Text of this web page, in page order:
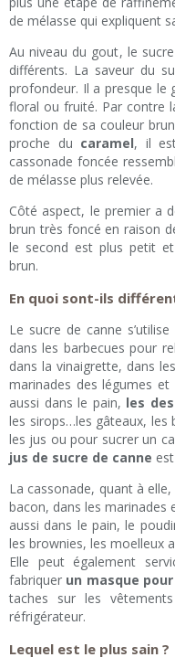
de mélasse qui expliquent
Au niveau du gout, le
différents. La saveur du
profondeur. Il a presque le
floral ou fruité. Par contre
fonction de sa couleur
proche du caramel, il
cassonade foncée
de mélasse plus relevée.
Côté aspect, le premier a
brun très foncé en raison
le second est plus petit
brun.
En quoi sont-ils
Le sucre de canne s’utilise
dans les barbecues pour
dans la vinaigrette, dans
marinades des légumes
aussi dans le pain, les
les sirops…les gâteaux, les
les jus ou pour sucrer un
jus de sucre de canne
La cassonade, quant à
bacon, dans les marinades
aussi dans le pain, le
les brownies, les moelleux
Elle peut également
fabriquer un masque
taches sur les
réfrigérateur.
Lequel est le plus sain ?